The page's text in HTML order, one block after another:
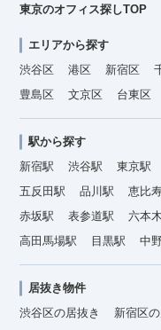
東京のオフィス探しTOP
エリアから探す
渋谷区
港区 新宿区
豊島区
文京区 台東区
駅から探す
新宿駅
渋谷駅 東京駅
五反田駅
品川駅 恵比
赤坂駅
表参道駅 六本
高田馬場駅
目黒駅 中
居抜き物件
渋谷区の居抜き
新宿区